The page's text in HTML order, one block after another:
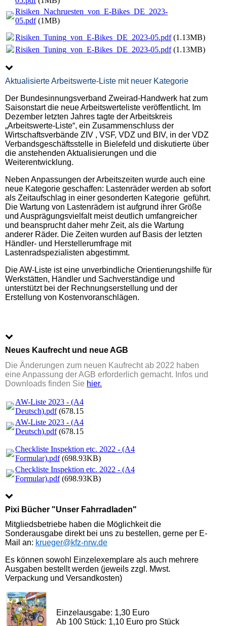
Risiken_Nachruesten_von_E-Bikes_DE_2023-
05.pdf(1MB)
Risiken_Tuning_von_E-Bikes_DE_2023-05.pdf(1.13MB)
Risiken_Tuning_von_E-Bikes_DE_2023-05.pdf(1.13MB)
Aktualisierte Arbeitswerte-Liste mit neuer Kategorie
Der Bundesinnungsverband Zweirad-Handwerk hat zum
Saisonstart die neue Arbeitswerteliste veröffentlicht. Im
Dezember letzten Jahres tagte der Arbeitskreis
„Arbeitswerte-Liste“, ein Zusammenschluss der
Wirtschaftsverbände ZIV , VSF, VDZ und BIV, in der VDZ
Verbandsgeschäftsstelle in Bielefeld und diskutierte über
die anstehenden Aktualisierungen und die
Weiterentwicklung.
Neben Anpassungen der Arbeitszeiten wurde auch eine
neue Kategorie geschaffen: Lastenräder werden ab sofort
als Zeitaufschlag in einer gesonderten Kategorie geführt.
Die Wartung von Lastenrädern ist aufgrund ihrer Größe
und Ausprägungsvielfalt meist deutlich umfangreicher
und beansprucht daher mehr Zeit, als die Wartung
anderer Räder. Die Zeiten wurden auf Basis der letzten
Händler- und Herstellerumfrage mit
Lastenradspezialisten abgestimmt.
Die AW-Liste ist eine unverbindliche Orientierungshilfe für
Werkstätten, Händler und Sachverständige und
unterstützt bei der Rechnungserstellung und der
Erstellung von Kostenvoranschlägen.
Neues Kaufrecht und neue AGB
Die Änderungen zum neuen Kaufrecht ab 2022 haben
eine Anpassung der AGB erforderlich gemacht. Infos und
Downloads finden Sie hier.
AW-Liste 2023 - (A4
Deutsch).pdf(678.15KB)
AW-Liste 2023 - (A4
Deutsch).pdf(678.15KB)
Checkliste Inspektion etc. 2022 - (A4
Formular).pdf(698.93KB)
Checkliste Inspektion etc. 2022 - (A4
Formular).pdf(698.93KB)
Pixi Bücher "Unser Fahrradladen"
Mitgliedsbetriebe haben die Möglichkeit die
Sonderausgabe direkt bei uns zu bestellen, gerne per E-
Mail an: krueger@kfz-nrw.de
Es können sowohl Einzelexemplare als auch mehrere
Ausgaben bestellt werden (jeweils zzgl. Mwst.
Verpackung und Versandkosten)
Einzelausgabe: 1,30 Euro
Ab 100 Stück: 1,10 Euro pro Stück